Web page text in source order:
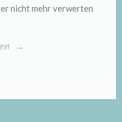
nicht mehr verwerten
→